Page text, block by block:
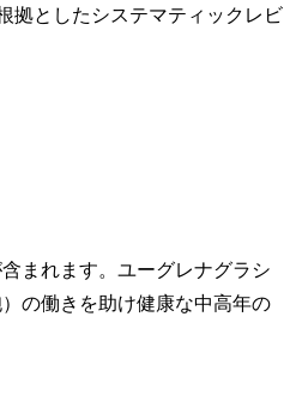
拠としたシステマティックレビ
まれます。ユーグレナグラシ
の働きを助け健康な中高年の